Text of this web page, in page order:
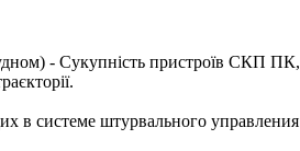
) - Сукупність пристроїв СКП ПК,
системе штурвального управления